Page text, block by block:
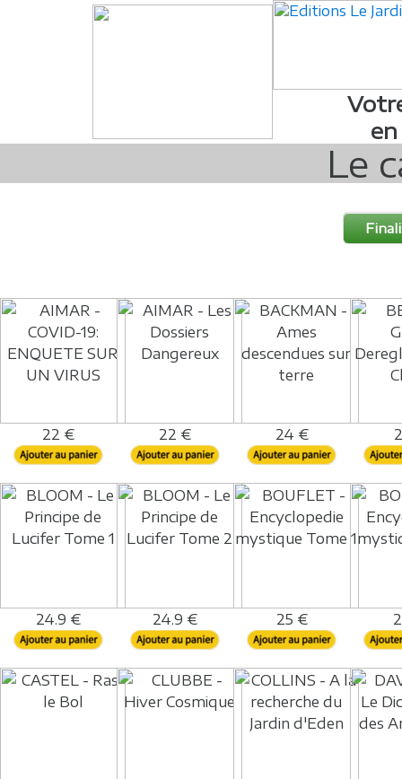
Le
22 € 22 € 24 €
24.9 € 24.9 € 25 €